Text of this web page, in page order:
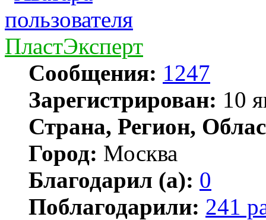
ПластЭксперт
Сообщения: 1247
Зарегистрирован: 10
Страна, Регион,
Город: Москва
Благодарил (а): 0
Поблагодарили: 241